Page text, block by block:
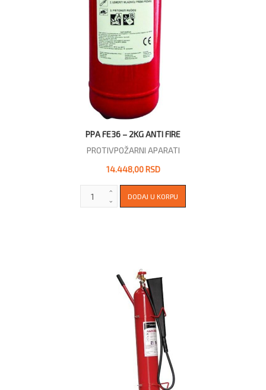
PPA FE36 – 2KG ANTI FIRE
PROTIVPOŽARNI APARATI
14.448,00 RSD